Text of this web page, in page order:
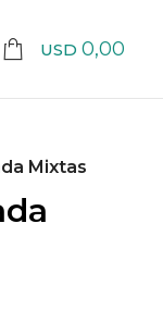
USD 0,00
Mixtas